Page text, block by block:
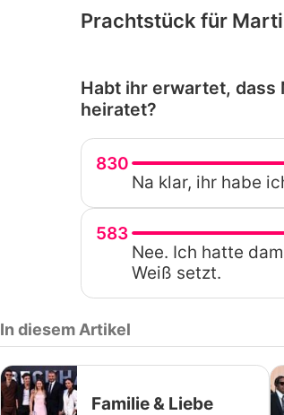
Prachtstück für
Habt ihr erwartet, dass
heiratet?
830
Na klar, ihr habe
583
Nee. Ich hatte
Weiß setzt.
In diesem Artikel
Familie & Liebe